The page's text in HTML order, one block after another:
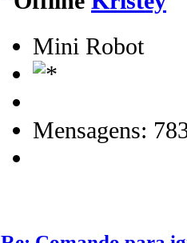
Mini Robot
Mensagens: